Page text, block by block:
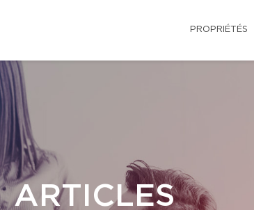
PROPRIÉTÉS
ARTICLES